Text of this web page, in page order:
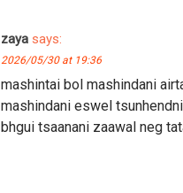
zaya says:
2026/05/30 at 19:36
mashintai bol mashindani
mashindani eswel
bhgui tsaanani zaawal neg